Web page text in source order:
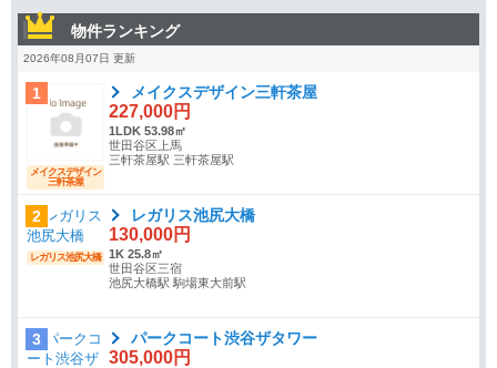
物件ランキング
2026年08月07日 更新
1
メイクスデザイン
三軒茶屋
メイクスデザイン三軒茶屋
227,000円
1LDK 53.98㎡
世田谷区上馬
三軒茶屋駅 三軒茶屋駅
2
レガリス池尻大橋
レガリス池尻大橋
130,000円
1K 25.8㎡
世田谷区三宿
池尻大橋駅 駒場東大前駅
3 パークコート渋谷ザタワー
305,000円